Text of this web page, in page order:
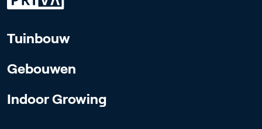
Tuinbouw
Gebouwen
Indoor Growing